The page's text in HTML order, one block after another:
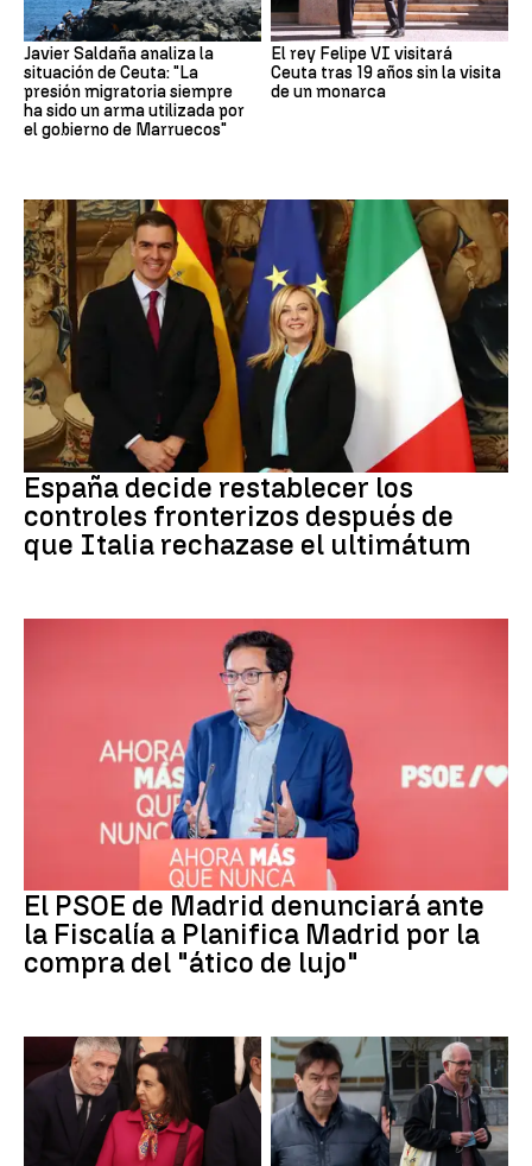
Javier Saldaña analiza la
situación de Ceuta: "La
presión migratoria siempre
ha sido un arma utilizada por
el gobierno de Marruecos"
El rey Felipe VI visitará
Ceuta tras 19 años sin la visita
de un monarca
CRISIS MIGRATORIA
España decide restablecer los
controles fronterizos después de
que Italia rechazase el ultimátum
El PSOE de Madrid denunciará ante
la Fiscalía a Planifica Madrid por la
compra del "ático de lujo"
Crisis Migratoria ETA